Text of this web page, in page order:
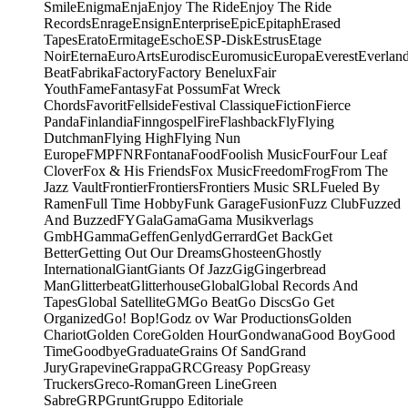
SmileEnigmaEnjaEnjoy The RideEnjoy The Ride
RecordsEnrageEnsignEnterpriseEpicEpitaphErased
TapesEratoErmitageEschoESP-DiskEstrusEtage
NoirEternaEuroArtsEurodiscEuromusicEuropaEverest
BeatFabrikaFactoryFactory BeneluxFair
YouthFameFantasyFat PossumFat Wreck
ChordsFavoritFellsideFestival ClassiqueFictionFierce
PandaFinlandiaFinngospelFireFlashbackFlyFlying
DutchmanFlying HighFlying Nun
EuropeFMPFNRFontanaFoodFoolish MusicFourFour Leaf
CloverFox & His FriendsFox MusicFreedomFrogFrom The
Jazz VaultFrontierFrontiersFrontiers Music SRLFueled By
RamenFull Time HobbyFunk GarageFusionFuzz ClubFuzzed
And BuzzedFYGalaGamaGama Musikverlags
GmbHGammaGeffenGenlydGerrardGet BackGet
BetterGetting Out Our DreamsGhosteenGhostly
InternationalGiantGiants Of JazzGigGingerbread
ManGlitterbeatGlitterhouseGlobalGlobal Records And
TapesGlobal SatelliteGMGo BeatGo DiscsGo Get
OrganizedGo! Bop!Godz ov War ProductionsGolden
ChariotGolden CoreGolden HourGondwanaGood BoyGood
TimeGoodbyeGraduateGrains Of SandGrand
JuryGrapevineGrappaGRCGreasy PopGreasy
TruckersGreco-RomanGreen LineGreen
SabreGRPGruntGruppo Editoriale